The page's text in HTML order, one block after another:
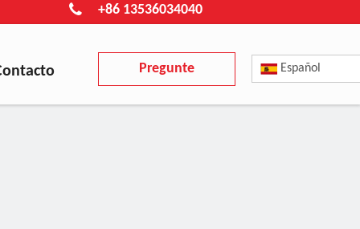
+86 13536034040
Pregunte
ahora
Español